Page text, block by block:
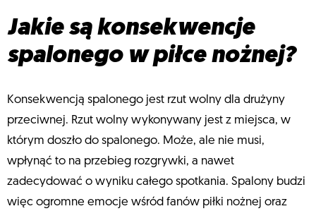
Jakie są konsekwencje
spalonego w piłce nożnej?
Konsekwencją spalonego jest rzut wolny dla drużyny
przeciwnej. Rzut wolny wykonywany jest z miejsca, w
którym doszło do spalonego. Może, ale nie musi,
wpłynąć to na przebieg rozgrywki, a nawet
zadecydować o wyniku całego spotkania. Spalony budzi
więc ogromne emocje wśród fanów piłki nożnej oraz